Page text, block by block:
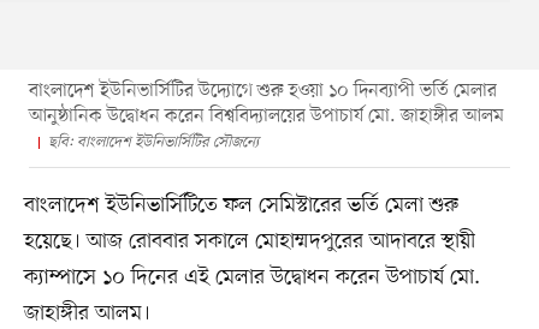
বাংলাদেশ ইউনিভার্সিটির উদ্যোগে শুরু হওয়া ১০ দিনব্যাপী ভর্তি মেলার
আনুষ্ঠানিক উদ্বোধন করেন বিশ্ববিদ্যালয়ের উপাচার্য মো. জাহাঙ্গীর আলম
ছবি: বাংলাদেশ ইউনিভার্সিটির সৌজন্যে
বাংলাদেশ ইউনিভার্সিটিতে ফল সেমিস্টারের ভর্তি মেলা শুরু
হয়েছে। আজ রোববার সকালে মোহাম্মদপুরের আদাবরে স্থায়ী
ক্যাম্পাসে ১০ দিনের এই মেলার উদ্বোধন করেন উপাচার্য মো.
জাহাঙ্গীর আলম।